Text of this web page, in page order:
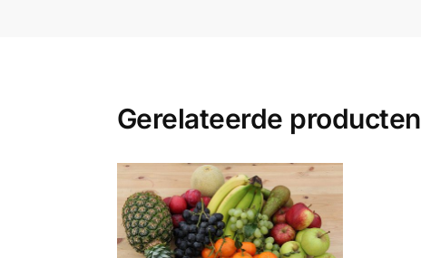
Gerelateerde producten